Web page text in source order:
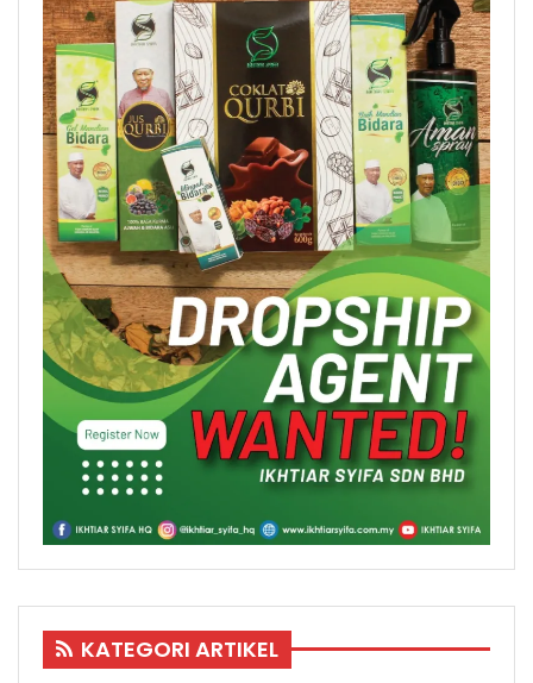
KATEGORI ARTIKEL